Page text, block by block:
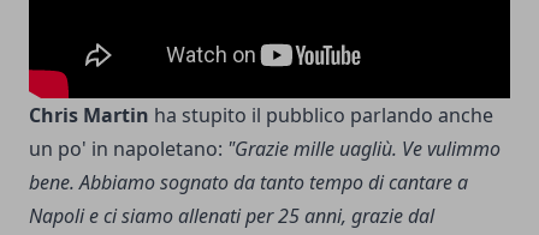
Chris Martin ha stupito il pubblico parlando anche
un po' in napoletano: "Grazie mille uagliù. Ve vulimmo
bene. Abbiamo sognato da tanto tempo di cantare a
Napoli e ci siamo allenati per 25 anni, grazie dal